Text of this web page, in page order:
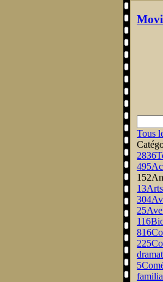
Tous
2836
495
152
13
304
25
116
816
225
5